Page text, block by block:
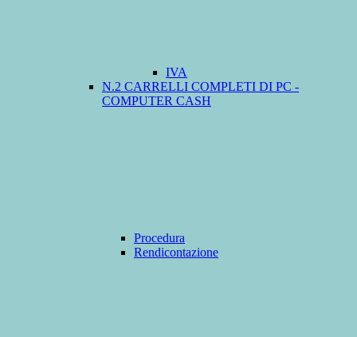
IVA
N.2 CARRELLI COMPLETI DI PC -
COMPUTER CASH
Procedura
Rendicontazione